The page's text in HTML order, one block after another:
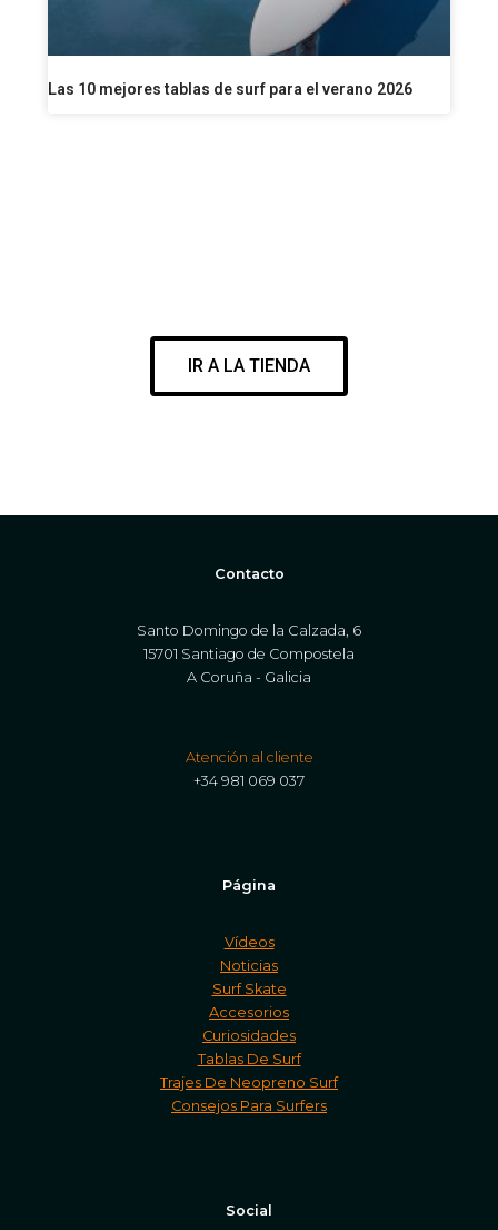
Las 10 mejores tablas de surf para el verano 2026
IR A LA TIENDA
Contacto
Santo Domingo de la Calzada, 6
15701 Santiago de Compostela
A Coruña - Galicia
Atención al cliente
+34 981 069 037
Página
Vídeos
Noticias
Surf Skate
Accesorios
Curiosidades
Tablas De Surf
Trajes De Neopreno Surf
Consejos Para Surfers
Social